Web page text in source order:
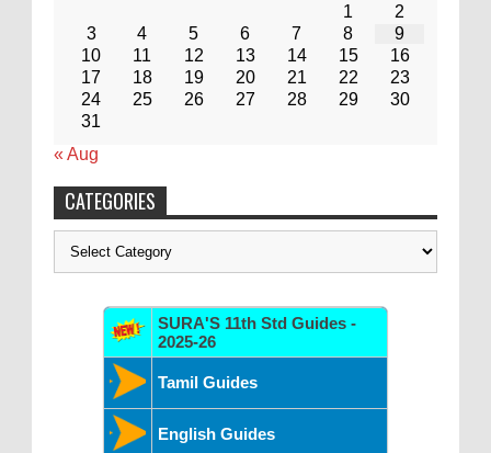
1
2
3
4 5 6 7 8
9
10
11 12 13 14 15
16
17
18 19 20 21 22
23
24
25 26 27 28 29
30
31
« Aug
CATEGORIES
Categories
SURA'S 11th Std Guides -
2025-26
Tamil Guides
English Guides